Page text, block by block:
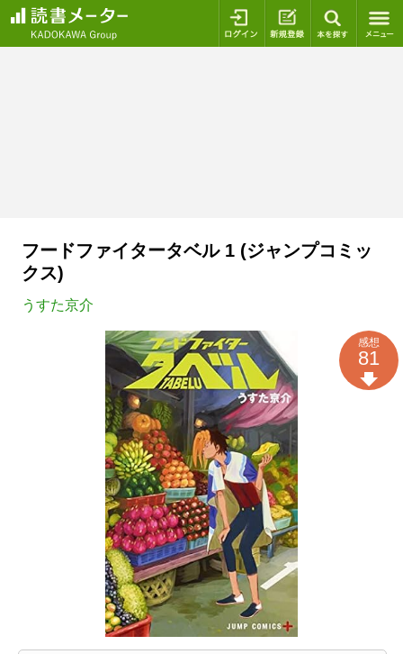
ログイン 新規登録
フードファイタータベル 1 (ジャンプコミッ
クス)
うすた京介
感想
81